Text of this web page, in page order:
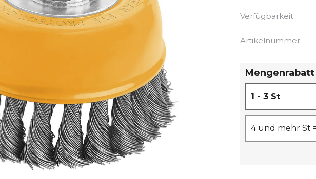
Verfügbarkeit
Artikelnummer:
Mengenrabatt
1 - 3 St
4 und mehr St